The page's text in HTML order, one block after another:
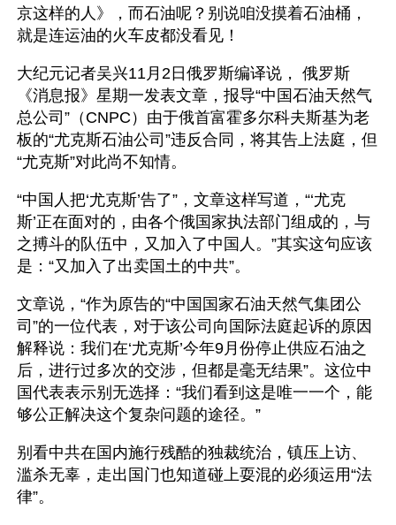
京这样的人》，而石油呢？别说咱没摸着石油桶，
就是连运油的火车皮都没看见！
大纪元记者吴兴11月2日俄罗斯编译说， 俄罗斯
《消息报》星期一发表文章，报导“中国石油天然气
总公司”（CNPC）由于俄首富霍多尔科夫斯基为老
板的“尤克斯石油公司”违反合同，将其告上法庭，但
“尤克斯”对此尚不知情。
“中国人把‘尤克斯’告了”，文章这样写道，“‘尤克
斯’正在面对的，由各个俄国家执法部门组成的，与
之搏斗的队伍中，又加入了中国人。”其实这句应该
是：“又加入了出卖国土的中共”。
文章说，“作为原告的“中国国家石油天然气集团公
司”的一位代表，对于该公司向国际法庭起诉的原因
解释说：我们在‘尤克斯’今年9月份停止供应石油之
后，进行过多次的交涉，但都是毫无结果”。这位中
国代表表示别无选择：“我们看到这是唯一一个，能
够公正解决这个复杂问题的途径。”
别看中共在国内施行残酷的独裁统治，镇压上访、
滥杀无辜，走出国门也知道碰上耍混的必须运用“法
律”。